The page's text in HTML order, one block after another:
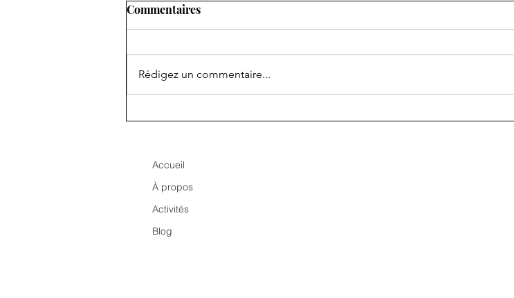
pour la réinsertion des
réfugiés
Commentaires
Rédigez un commentaire...
Accueil
À propos
Activités
Blog